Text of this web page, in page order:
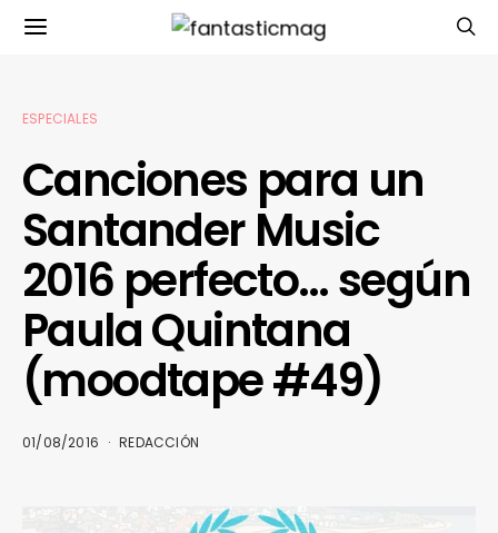
ESPECIALES
Canciones para un
Santander Music
2016 perfecto… según
Paula Quintana
(moodtape #49)
01/08/2016 REDACCIÓN